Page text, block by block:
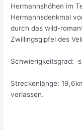
Hermannshöhen im
Hermannsdenkmal
durch das wild-
Zwillingsgipfel des
Schwierigkeitsgrad:
Streckenlänge:
verlassen.